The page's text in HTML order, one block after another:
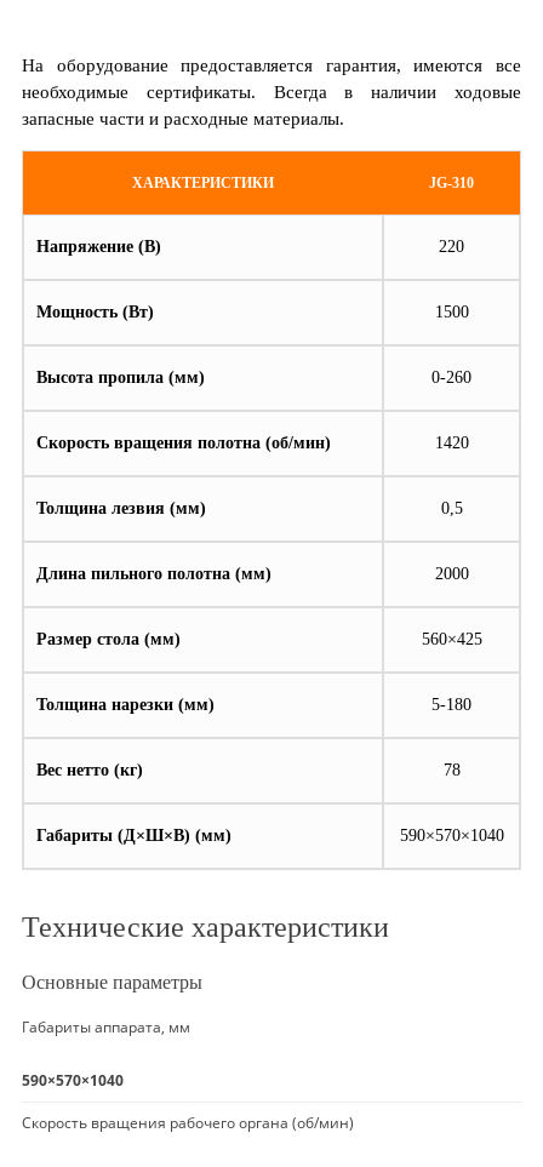
На оборудование предоставляется гарантия, имеются все
необходимые сертификаты. Всегда в наличии ходовые
запасные части и расходные материалы.
ХАРАКТЕРИСТИКИ JG-310
Напряжение (В) 220
Мощность (Вт) 1500
Высота пропила (мм) 0-260
Скорость вращения полотна (об/мин) 1420
Толщина лезвия (мм) 0,5
Длина пильного полотна (мм) 2000
Размер стола (мм) 560×425
Толщина нарезки (мм) 5-180
Вес нетто (кг) 78
Габариты (Д×Ш×В) (мм) 590×570×1040
Технические характеристики
Основные параметры
Габариты аппарата, мм
590×570×1040
Скорость вращения рабочего органа (об/мин)